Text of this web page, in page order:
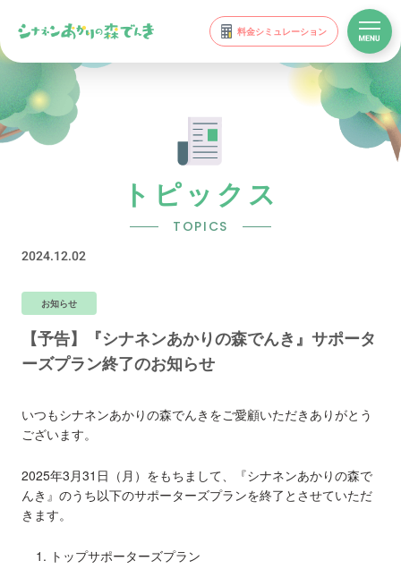
料金シミュレーション
トピックス
TOPICS
2024.12.02
お知らせ
【予告】『シナネンあかりの森でんき』サポータ
ーズプラン終了のお知らせ
いつもシナネンあかりの森でんきをご愛顧いただきありがとう
ございます。
2025年3月31日（月）をもちまして、『シナネンあかりの森で
んき』のうち以下のサポーターズプランを終了とさせていただ
きます。
トップサポーターズプラン